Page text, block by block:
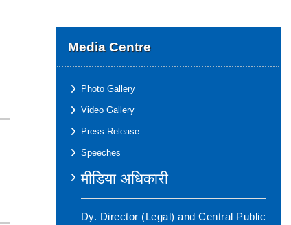
Media Centre
Photo Gallery
Video Gallery
Press Release
Speeches
मीडिया अधिकारी
Dy. Director (Legal) and Central Public